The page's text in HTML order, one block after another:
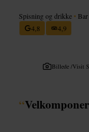
Spisning og drikke • Bar
4,8
4,9
Billede /Visit
“